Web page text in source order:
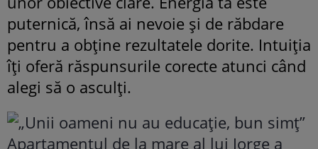
puternică, însă ai nevoie și de răbdare
pentru a obține rezultatele dorite. Intuiția
îți oferă răspunsurile corecte atunci când
alegi să o asculți.